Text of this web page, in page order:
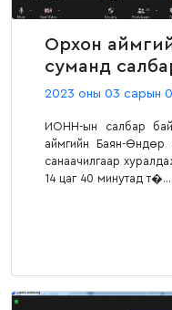
Орхон
суманд
2023 оны 03 сарын
ИОНН-ын салбар
аймгийн Баян-Өндөр
санаачилгаар
14 цаг 40 минутад т�...